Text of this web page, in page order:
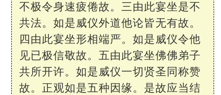
不极令身速疲倦故。三由此宴坐是不
共法。如是威仪外道他论皆无有故。
四由此宴坐形相端严。如是威仪令他
见已极信敬故。五由此宴坐佛佛弟子
共所开许。如是威仪一切贤圣同称赞
故。正观如是五种因缘。是故应当结